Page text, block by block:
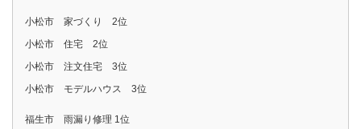
小松市 家づくり 2位
小松市 住宅 2位
小松市 注文住宅 3位
小松市 モデルハウス 3位
福生市 雨漏り修理 1位